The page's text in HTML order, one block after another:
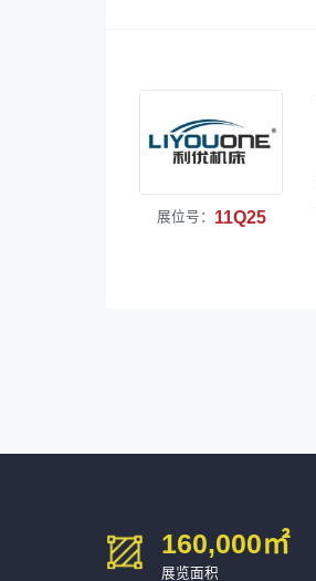
展位号： 11Q25
160,000㎡
展览面积